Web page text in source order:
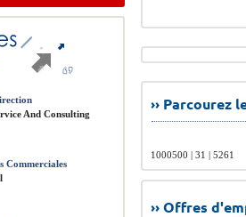
››
1000500 | 31 | 5261
›› Offres
And Consulting
Commerciales